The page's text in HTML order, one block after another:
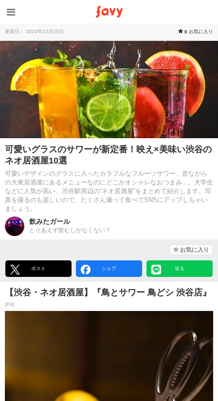
更新日： 2024年12月25日 0 お気に入り
可愛いグラスのサワーが新定番！映え×美味い渋谷の
ネオ居酒屋10選
可愛いデザインのグラスに入ったカラフルなフルーツサワー、昔ながら
の大衆居酒屋にあるメニューなのにどこかオシャレなおつまみ...。大学生
などに人気が高い、渋谷駅周辺の“ネオ居酒屋”をまとめて紹介します。写
真を撮るのも楽しいので、たくさん撮って食べてSNSにアップしちゃい
ましょう。
飲みたガール
とりあえず飲むしかなくない？
お気に入り
ポスト シェア 送る
【渋谷・ネオ居酒屋】『鳥とサワー 鳥どシ 渋谷店』
[PR]